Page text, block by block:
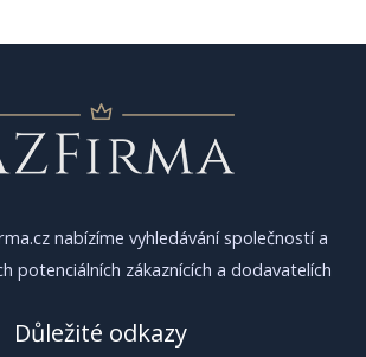
nabízíme vyhledávání společností a
potenciálních zákaznících a dodavatelích
Důležité odkazy